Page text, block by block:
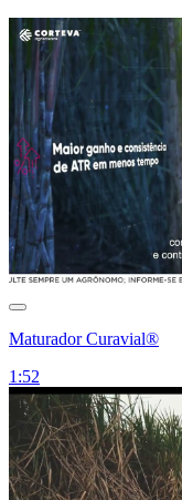
Maturador Curavial®
1:52